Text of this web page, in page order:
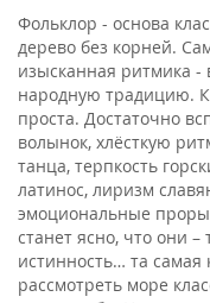
Фольклор - основа
дерево без корней.
изысканная ритмика -
народную традицию.
проста. Достаточно
волынок, хлёсткую
танца, терпкость
латинос, лиризм
эмоциональные
станет ясно, что они
истинность… та
рассмотреть море